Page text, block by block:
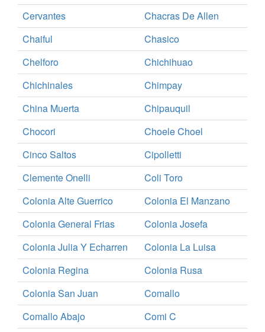
Cervantes
Chacras De Allen
Chaiful
Chasico
Chelforo
Chichihuao
Chichinales
Chimpay
China Muerta
Chipauquil
Chocori
Choele Choel
Cinco Saltos
Cipolletti
Clemente Onelli
Coli Toro
Colonia Alte Guerrico
Colonia El Manzano
Colonia General Frias
Colonia Josefa
Colonia Julia Y Echarren
Colonia La Luisa
Colonia Regina
Colonia Rusa
Colonia San Juan
Comallo
Comallo Abajo
Comi C